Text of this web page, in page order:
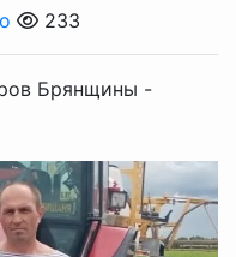
233
Брянщины -